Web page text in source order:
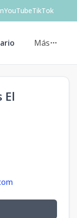
YouTubeTikTok
Más
El